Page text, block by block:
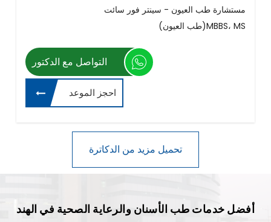
مستشارة طب العيون - سينتر فور سائت
(طب العيون)MBBS، MS
التواصل مع الدكتور
احجز الموعد
أفضل خدمات طب الأسنان والرعاية الصحية في الهند